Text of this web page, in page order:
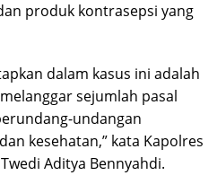
produk kontrasepsi yang
dalam kasus ini adalah
sejumlah pasal
undangan
kesehatan,” kata Kapolres
Aditya Bennyahdi.